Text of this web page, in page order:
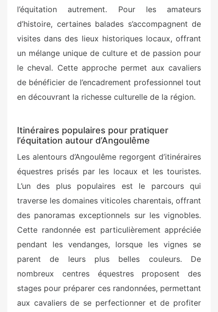
l’équitation autrement. Pour les amateurs
d’histoire, certaines balades s’accompagnent de
visites dans des lieux historiques locaux, offrant
un mélange unique de culture et de passion pour
le cheval. Cette approche permet aux cavaliers
de bénéficier de l’encadrement professionnel tout
en découvrant la richesse culturelle de la région.
Itinéraires populaires pour pratiquer
l’équitation autour d’Angoulême
Les alentours d’Angoulême regorgent d’itinéraires
équestres prisés par les locaux et les touristes.
L’un des plus populaires est le parcours qui
traverse les domaines viticoles charentais, offrant
des panoramas exceptionnels sur les vignobles.
Cette randonnée est particulièrement appréciée
pendant les vendanges, lorsque les vignes se
parent de leurs plus belles couleurs. De
nombreux centres équestres proposent des
stages pour préparer ces randonnées, permettant
aux cavaliers de se perfectionner et de profiter